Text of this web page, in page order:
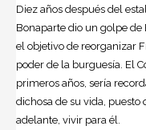
Diez años después del
Bonaparte dio un golpe
el objetivo de reorganizar
poder de la burguesía. El
primeros años, sería
dichosa de su vida, puesto
adelante, vivir para él.